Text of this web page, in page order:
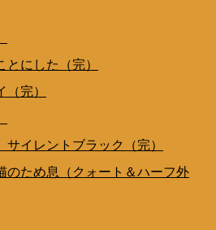
とにした（完）
完）
イレントブラック（完）
のため息（クォート＆ハーフ外